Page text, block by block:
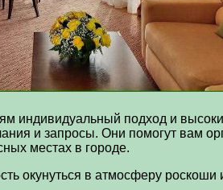
индивидуальный подход и
и запросы. Они помогут вам
местах в городе.
окунуться в атмосферу